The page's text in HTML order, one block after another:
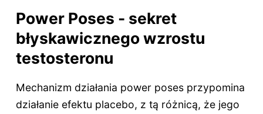
Power Poses - sekret
błyskawicznego wzrostu
testosteronu
Mechanizm działania power poses przypomina
działanie efektu placebo, z tą różnicą, że jego